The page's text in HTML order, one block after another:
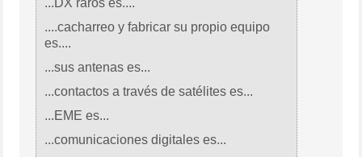
....cacharreo y fabricar su propio equipo
es....
...sus antenas es...
...contactos a través de satélites es...
...EME es...
...comunicaciones digitales es...